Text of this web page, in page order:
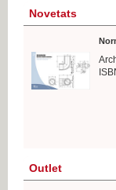
Novetats
Outlet